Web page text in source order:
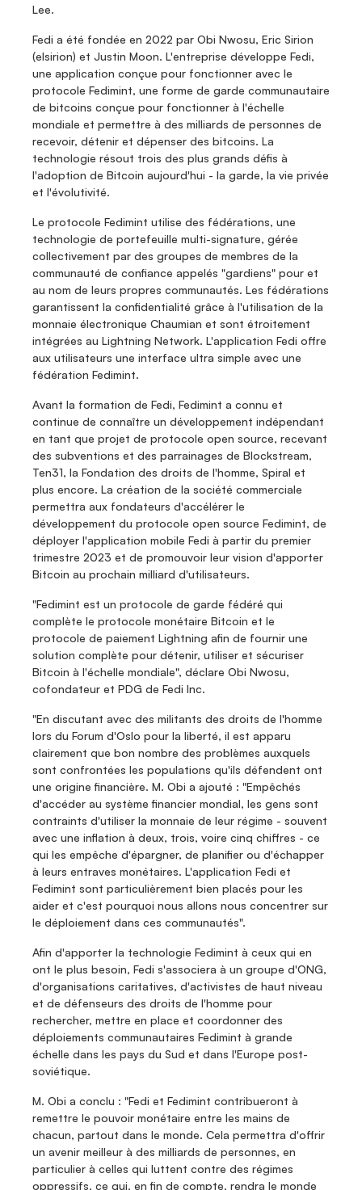
Lee.
Fedi a été fondée en 2022 par Obi Nwosu, Eric Sirion
(elsirion) et Justin Moon. L'entreprise développe Fedi,
une application conçue pour fonctionner avec le
protocole Fedimint, une forme de garde communautaire
de bitcoins conçue pour fonctionner à l'échelle
mondiale et permettre à des milliards de personnes de
recevoir, détenir et dépenser des bitcoins. La
technologie résout trois des plus grands défis à
l'adoption de Bitcoin aujourd'hui - la garde, la vie privée
et l'évolutivité.
Le protocole Fedimint utilise des fédérations, une
technologie de portefeuille multi-signature, gérée
collectivement par des groupes de membres de la
communauté de confiance appelés "gardiens" pour et
au nom de leurs propres communautés. Les fédérations
garantissent la confidentialité grâce à l'utilisation de la
monnaie électronique Chaumian et sont étroitement
intégrées au Lightning Network. L'application Fedi offre
aux utilisateurs une interface ultra simple avec une
fédération Fedimint.
Avant la formation de Fedi, Fedimint a connu et
continue de connaître un développement indépendant
en tant que projet de protocole open source, recevant
des subventions et des parrainages de Blockstream,
Ten31, la Fondation des droits de l'homme, Spiral et
plus encore. La création de la société commerciale
permettra aux fondateurs d'accélérer le
développement du protocole open source Fedimint, de
déployer l'application mobile Fedi à partir du premier
trimestre 2023 et de promouvoir leur vision d'apporter
Bitcoin au prochain milliard d'utilisateurs.
"Fedimint est un protocole de garde fédéré qui
complète le protocole monétaire Bitcoin et le
protocole de paiement Lightning afin de fournir une
solution complète pour détenir, utiliser et sécuriser
Bitcoin à l'échelle mondiale", déclare Obi Nwosu,
cofondateur et PDG de Fedi Inc.
"En discutant avec des militants des droits de l'homme
lors du Forum d'Oslo pour la liberté, il est apparu
clairement que bon nombre des problèmes auxquels
sont confrontées les populations qu'ils défendent ont
une origine financière. M. Obi a ajouté : "Empêchés
d'accéder au système financier mondial, les gens sont
contraints d'utiliser la monnaie de leur régime - souvent
avec une inflation à deux, trois, voire cinq chiffres - ce
qui les empêche d'épargner, de planifier ou d'échapper
à leurs entraves monétaires. L'application Fedi et
Fedimint sont particulièrement bien placés pour les
aider et c'est pourquoi nous allons nous concentrer sur
le déploiement dans ces communautés".
Afin d'apporter la technologie Fedimint à ceux qui en
ont le plus besoin, Fedi s'associera à un groupe d'ONG,
d'organisations caritatives, d'activistes de haut niveau
et de défenseurs des droits de l'homme pour
rechercher, mettre en place et coordonner des
déploiements communautaires Fedimint à grande
échelle dans les pays du Sud et dans l'Europe post-
soviétique.
M. Obi a conclu : "Fedi et Fedimint contribueront à
remettre le pouvoir monétaire entre les mains de
chacun, partout dans le monde. Cela permettra d'offrir
un avenir meilleur à des milliards de personnes, en
particulier à celles qui luttent contre des régimes
oppressifs, ce qui, en fin de compte, rendra le monde